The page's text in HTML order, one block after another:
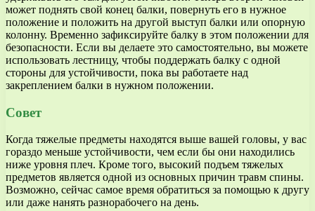
может поднять свой конец балки, повернуть его в нужное
положение и положить на другой выступ балки или опорную
колонну. Временно зафиксируйте балку в этом положении для
безопасности. Если вы делаете это самостоятельно, вы можете
использовать лестницу, чтобы поддержать балку с одной
стороны для устойчивости, пока вы работаете над
закреплением балки в нужном положении.
Совет
Когда тяжелые предметы находятся выше вашей головы, у вас
гораздо меньше устойчивости, чем если бы они находились
ниже уровня плеч. Кроме того, высокий подъем тяжелых
предметов является одной из основных причин травм спины.
Возможно, сейчас самое время обратиться за помощью к другу
или даже нанять разнорабочего на день.